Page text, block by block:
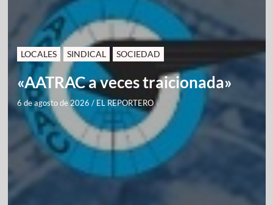
LOCALES SINDICAL SOCIEDAD
«AATRAC a veces traicionada»
6 de agosto de 2026 / EL REPORTERO